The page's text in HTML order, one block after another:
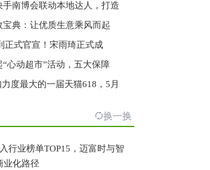
南博会联动本地达人，打造
典：让优质生意乘风而起
正式官宣！宋雨琦正式成
心动超市”活动，五大保障
度最大的一届天猫618，5月
换一换
行业榜单TOP15，迈富时与智
业化路径